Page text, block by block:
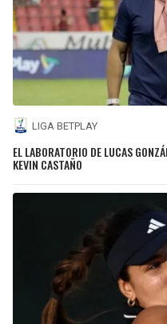
LIGA BETPLAY
EL LABORATORIO DE LUCAS
KEVIN CASTAÑO